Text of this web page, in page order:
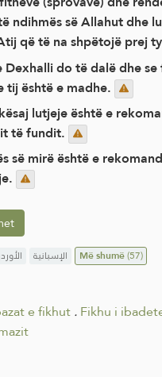
ndihmës së Allahut dhe
që të na shpëtojë prej
Dexhalli do të dalë dhe
tij është e madhe.
lutjeje është e
të fundit.
së mirë është e
الإسبانية Më shumë(57)
e fikhut.Fikhu i